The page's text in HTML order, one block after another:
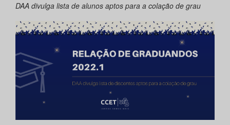
DAA divulga lista de alunos aptos para a colação de grau